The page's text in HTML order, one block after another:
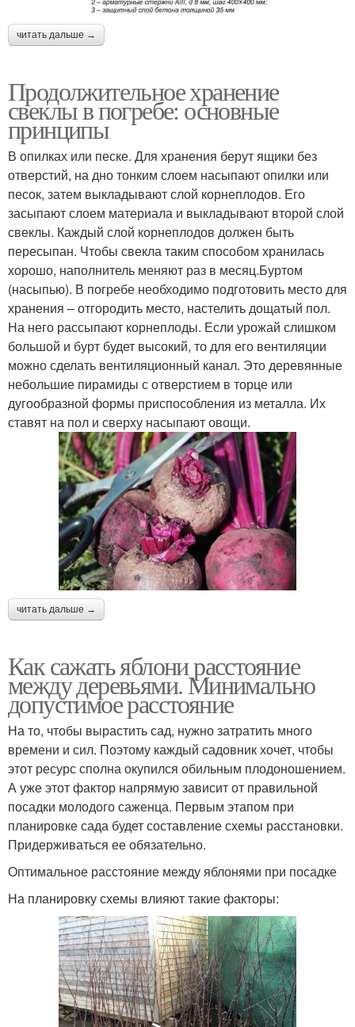
читать дальше →
Продолжительное хранение
свеклы в погребе: основные
принципы
В опилках или песке. Для хранения берут ящики без
отверстий, на дно тонким слоем насыпают опилки или
песок, затем выкладывают слой корнеплодов. Его
засыпают слоем материала и выкладывают второй слой
свеклы. Каждый слой корнеплодов должен быть
пересыпан. Чтобы свекла таким способом хранилась
хорошо, наполнитель меняют раз в месяц.Буртом
(насыпью). В погребе необходимо подготовить место для
хранения – отгородить место, настелить дощатый пол.
На него рассыпают корнеплоды. Если урожай слишком
большой и бурт будет высокий, то для его вентиляции
можно сделать вентиляционный канал. Это деревянные
небольшие пирамиды с отверстием в торце или
дугообразной формы приспособления из металла. Их
ставят на пол и сверху насыпают овощи.
читать дальше →
Как сажать яблони расстояние
между деревьями. Минимально
допустимое расстояние
На то, чтобы вырастить сад, нужно затратить много
времени и сил. Поэтому каждый садовник хочет, чтобы
этот ресурс сполна окупился обильным плодоношением.
А уже этот фактор напрямую зависит от правильной
посадки молодого саженца. Первым этапом при
планировке сада будет составление схемы расстановки.
Придерживаться ее обязательно.
Оптимальное расстояние между яблонями при посадке
На планировку схемы влияют такие факторы: